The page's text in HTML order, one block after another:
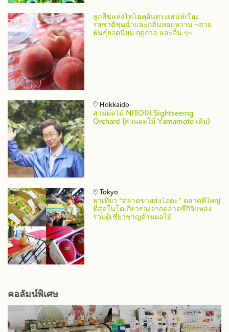
ลูกพีชแห่งโทโฮคุอันทรงเสน่ห์เรื่อง
รสชาติชุ่มฉ่ำและกลิ่นหอมหวาน ~สาย
พันธุ์ยอดนิยม ฤดูกาล และอื่น ๆ~
Hokkaido
สวนผลไม้ NITORI Sightseeing
Orchard (สวนผลไม้ Yamamoto เดิม)
Tokyo
พาเที่ยว “ตลาดขายส่งโอตะ” ตลาดที่ใหญ่
ที่สุดในโตเกียวรองจากตลาดซึกิจิแหล่ง
รวมผู้เชี่ยวชาญด้านผลไม้
คอลัมน์พิเศษ